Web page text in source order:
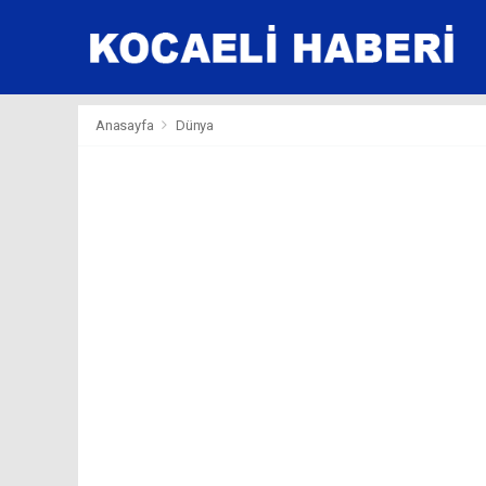
Anasayfa Dünya